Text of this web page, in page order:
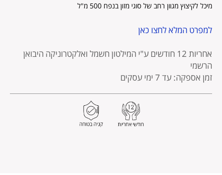
מיכל לקיצוץ מגוון רחב של סוגי מזון בנפח 500 מ"ל
למפרט המלא לחצו כאן
אחריות 12 חודשים
ע"י המילטון חשמל ואלקטרוניקה היבואן
הרשמי
זמן אספקה: עד 7 ימי עסקים